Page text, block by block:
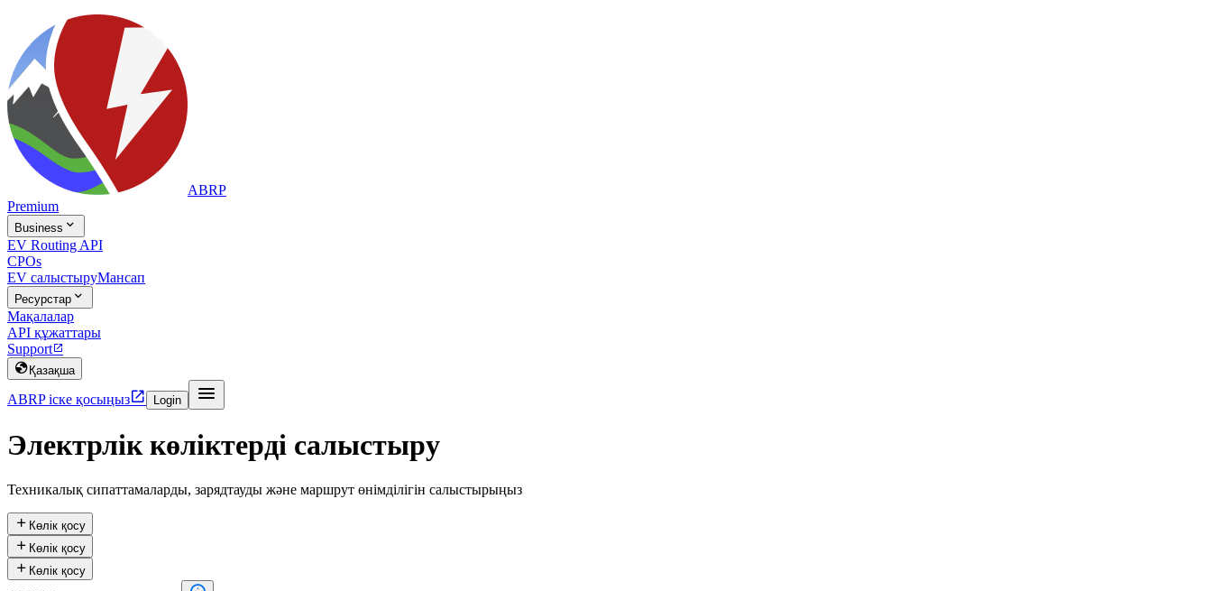
ABRP
Premium
Business 
EV Routing API
CPOs
EV салыстыруМансап
Ресурстар 
Мақалалар
API құжаттары
Support
 Қазақша
ABRP іске қосыңыз Login 
Электрлік көліктерді салыстыру
Техникалық сипаттамаларды, зарядтауды және маршрут өнімділігін салыстырыңыз
 Көлік қосу
 Көлік қосу
 Көлік қосу